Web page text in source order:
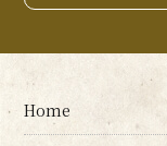
Home